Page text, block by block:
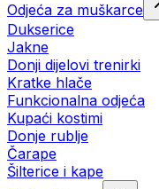
Odjeća za muškarce
Dukserice
Jakne
Donji dijelovi trenirki
Kratke hlače
Funkcionalna odjeća
Kupaći kostimi
Donje rublje
Čarape
Šilterice i kape